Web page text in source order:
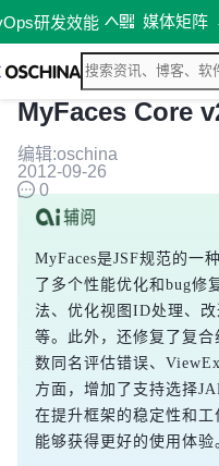
研发效能 媒体矩阵
MyFaces Core
编辑:oschina
2012-09-26
0
MyFaces是JSF规范的一
了多个性能优化和bug修
法、优化视图ID处理、
等。此外，还修复了复
数同名评估错误、
方面，增加了支持选择
在提升框架的稳定性和工
能够获得更好的使用体验